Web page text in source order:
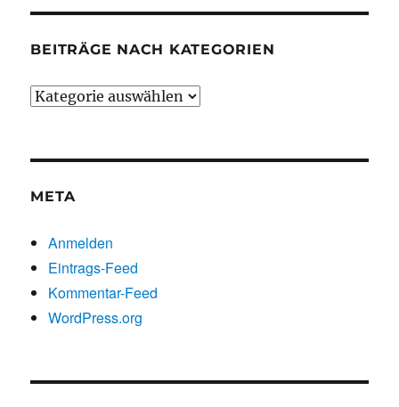
BEITRÄGE NACH KATEGORIEN
Beiträge
META
Anmelden
Eintrags-Feed
Kommentar-Feed
WordPress.org